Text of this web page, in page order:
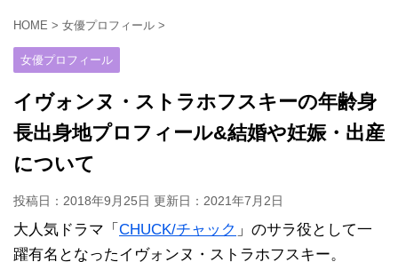
HOME > 女優プロフィール >
女優プロフィール
イヴォンヌ・ストラホフスキーの年齢身
長出身地プロフィール&結婚や妊娠・出産
について
投稿日：2018年9月25日 更新日： 2021年7月2日
大人気ドラマ「 CHUCK/チャック 」のサラ役として一
躍有名となったイヴォンヌ・ストラホフスキー。